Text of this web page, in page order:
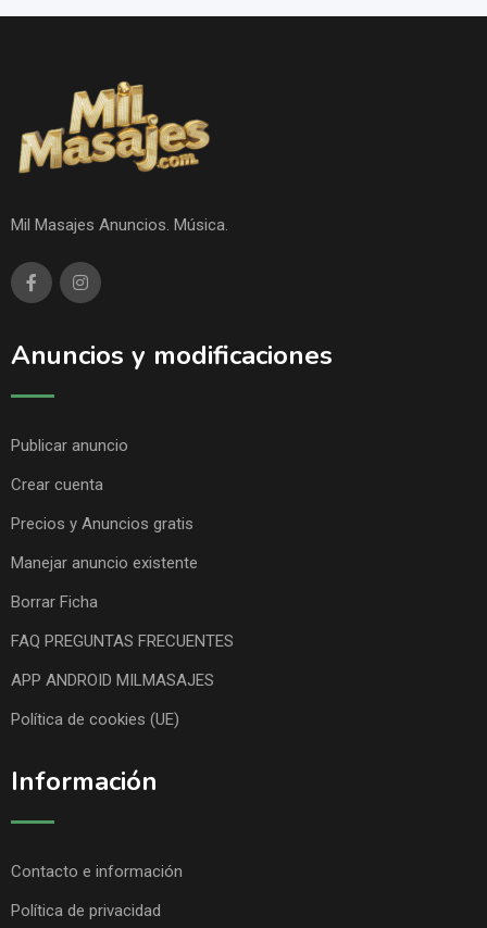
Mil Masajes Anuncios. Música.
Anuncios y modificaciones
Publicar anuncio
Crear cuenta
Precios y Anuncios gratis
Manejar anuncio existente
Borrar Ficha
FAQ PREGUNTAS FRECUENTES
APP ANDROID MILMASAJES
Política de cookies (UE)
Información
Contacto e información
Política de privacidad